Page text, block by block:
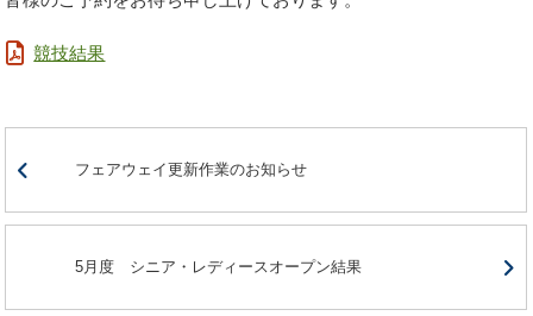
競技結果
フェアウェイ更新作業のお知らせ
5月度 シニア・レディースオープン結果